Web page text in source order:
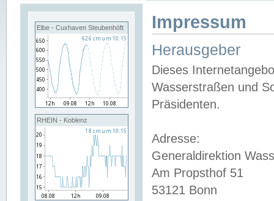
Elbe - Cuxhaven Steubenhöft
RHEIN - Koblenz
Impressum
Herausgeber
Dieses
Wasserstraßen und
Präsidenten.
Adresse:
Generaldirektion
Am Propsthof 51
53121 Bonn